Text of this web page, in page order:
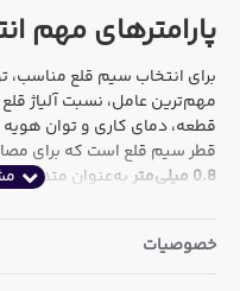
پارامترهای مهم
برای انتخاب سیم قلع مناسب،
مهم‌ترین عامل، نسبت آلیاژ
قطعه، دمای کاری و توان هویه
قطر سیم قلع است که برای
0.8 میلی‌متر
به‌عنوان
بسته‌بندی 250 گرمی عرضه می‌شود.
خصوصیات